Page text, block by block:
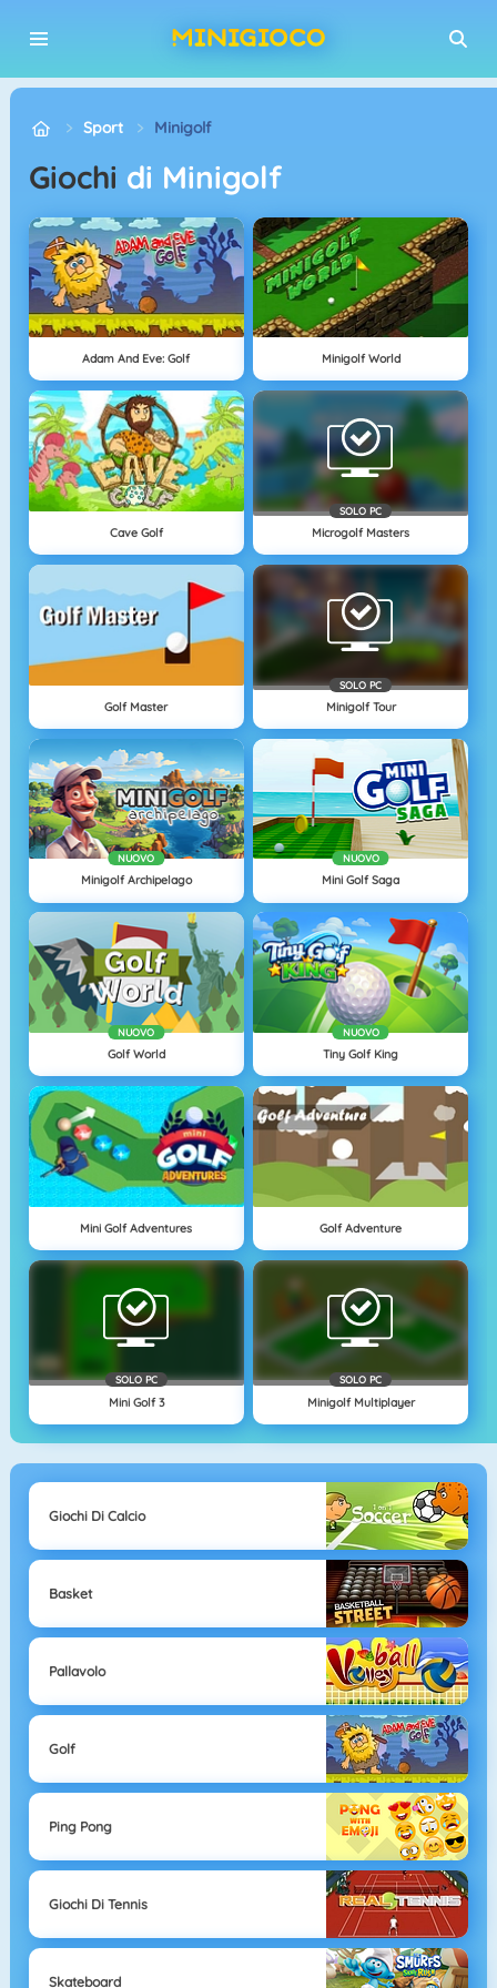
Sport Minigolf
Giochi di Minigolf
Adam And Eve: Golf Minigolf World
Cave Golf
SOLO PC
Microgolf Masters
Golf Master
SOLO PC
Minigolf Tour
NUOVO
Minigolf Archipelago
NUOVO
Mini Golf Saga
NUOVO
Golf World
NUOVO
Tiny Golf King
Mini Golf Adventures Golf Adventure
SOLO PC
Mini Golf 3
SOLO PC
Minigolf Multiplayer
Giochi Di Calcio
Basket
Pallavolo
Golf
Ping Pong
Giochi Di Tennis
Skateboard